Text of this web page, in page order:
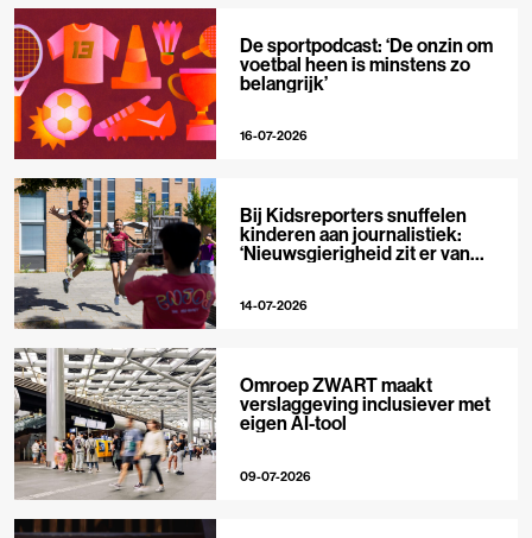
De sportpodcast: ‘De onzin om
voetbal heen is minstens zo
belangrijk’
16-07-2026
Bij Kidsreporters snuffelen
kinderen aan journalistiek:
‘Nieuwsgierigheid zit er van
14-07-2026
Omroep ZWART maakt
verslaggeving inclusiever met
eigen AI-tool
09-07-2026